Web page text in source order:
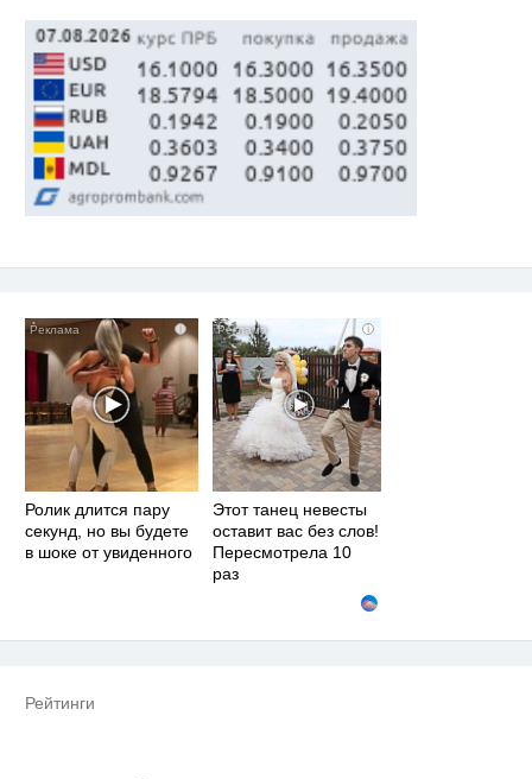
i
Ролик длится пару
секунд, но вы будете
в шоке от увиденного
i
Этот танец невесты
оставит вас без слов!
Пересмотрела 10
раз
Рейтинги
семейке Плющенко